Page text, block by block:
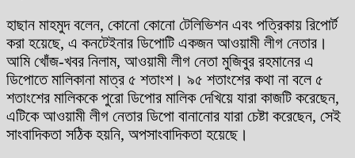
হাছান মাহমুদ বলেন, কোনো কোনো টেলিভিশন এবং পত্রিকায় রিপোর্ট
করা হয়েছে, এ কনটেইনার ডিপোটি একজন আওয়ামী লীগ নেতার।
আমি খোঁজ-খবর নিলাম, আওয়ামী লীগ নেতা মুজিবুর রহমানের এ
ডিপোতে মালিকানা মাত্র ৫ শতাংশ। ৯৫ শতাংশের কথা না বলে ৫
শতাংশের মালিককে পুরো ডিপোর মালিক দেখিয়ে যারা কাজটি করেছেন,
এটিকে আওয়ামী লীগ নেতার ডিপো বানানোর যারা চেষ্টা করেছেন, সেই
সাংবাদিকতা সঠিক হয়নি, অপসাংবাদিকতা হয়েছে।